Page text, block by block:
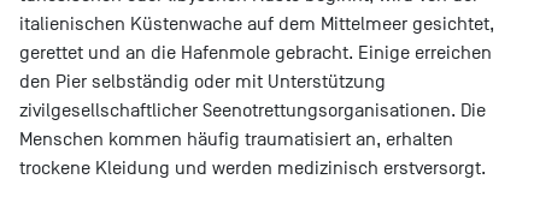
italienischen Küstenwache auf dem Mittelmeer gesichtet,
gerettet und an die Hafenmole gebracht. Einige erreichen
den Pier selbständig oder mit Unterstützung
zivilgesellschaftlicher Seenotrettungsorganisationen. Die
Menschen kommen häufig traumatisiert an, erhalten
trockene Kleidung und werden medizinisch erstversorgt.